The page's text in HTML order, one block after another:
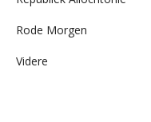
Rode Morgen
Videre